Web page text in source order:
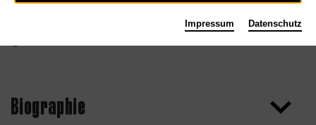
Biographie
Impressum Datenschutz